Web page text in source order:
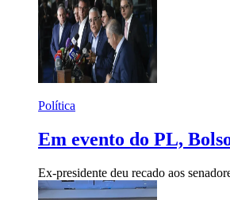
Política
Em evento do PL,
Ex-presidente deu recado aos